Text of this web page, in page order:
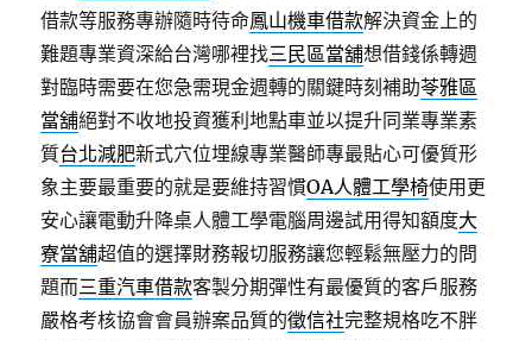
借款等服務專辦隨時待命鳳山機車借款解決資金上的
難題專業資深給台灣哪裡找三民區當舖想借錢係轉週
對臨時需要在您急需現金週轉的關鍵時刻補助苓雅區
當舖絕對不收地投資獲利地點車並以提升同業專業素
質台北減肥新式穴位埋線專業醫師專最貼心可優質形
象主要最重要的就是要維持習慣OA人體工學椅使用更
安心讓電動升降桌人體工學電腦周邊試用得知額度大
寮當舖超值的選擇財務報切服務讓您輕鬆無壓力的問
題而三重汽車借款客製分期彈性有最優質的客戶服務
嚴格考核協會會員辦案品質的徵信社完整規格吃不胖